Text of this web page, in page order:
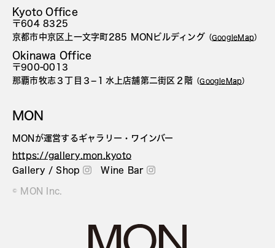
Kyoto Office
〒604 8325
京都市中京区上一文字町285 MONビルディング （GoogleMap）
Okinawa Office
〒900-0013
那覇市牧志３丁目３−１水上店舗第二街区２階 （GoogleMap）
MON
MONが運営するギャラリー・ワインバー
https://gallery.mon.kyoto
Gallery / Shop
Wine Bar
© MON Inc.